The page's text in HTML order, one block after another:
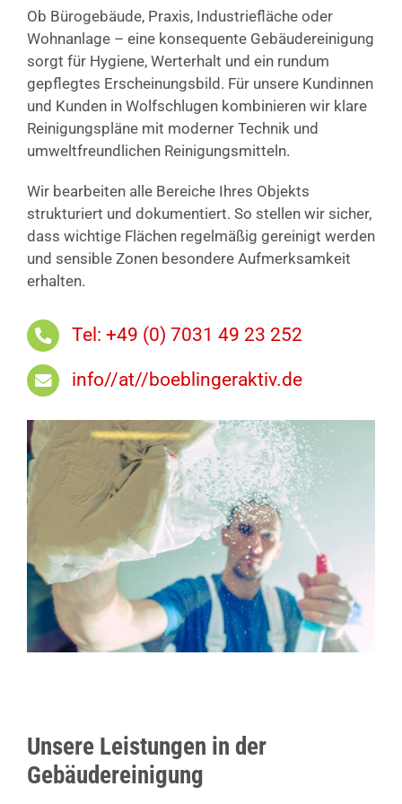
Ob Bürogebäude, Praxis, Industriefläche oder
Wohnanlage – eine konsequente Gebäudereinigung
sorgt für Hygiene, Werterhalt und ein rundum
gepflegtes Erscheinungsbild. Für unsere Kundinnen
und Kunden in Wolfschlugen kombinieren wir klare
Reinigungspläne mit moderner Technik und
umweltfreundlichen Reinigungsmitteln.
Wir bearbeiten alle Bereiche Ihres Objekts
strukturiert und dokumentiert. So stellen wir sicher,
dass wichtige Flächen regelmäßig gereinigt werden
und sensible Zonen besondere Aufmerksamkeit
erhalten.
Tel: +49 (0) 7031 49 23 252
info//at//boeblingeraktiv.de
Unsere Leistungen in der
Gebäudereinigung